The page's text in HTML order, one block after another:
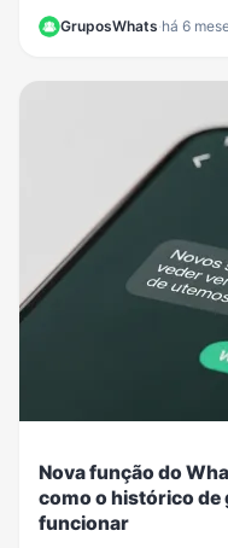
GruposWhats·há 6
Nova função do
como o histórico
funcionar